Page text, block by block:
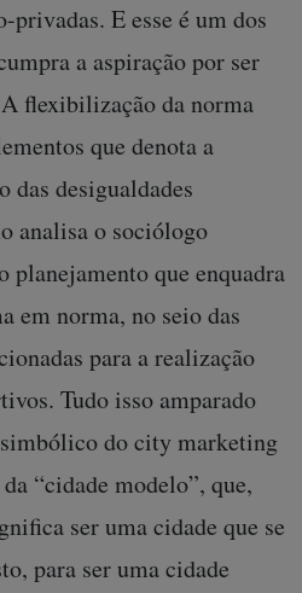
E esse é um dos
a aspiração por ser
flexibilização da norma
que denota a
das desigualdades
analisa o sociólogo
planejamento que enquadra
em norma, no seio das
para a realização
Tudo isso amparado
do city marketing
“cidade modelo”, que,
ser uma cidade que se
para ser uma cidade